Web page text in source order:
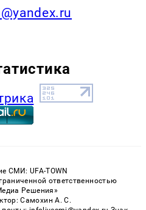
СМИ: UFA-TOWN
ответственностью
Решения»
Самохин А. С.